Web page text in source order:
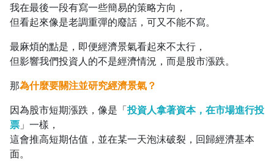
我在最後一段有寫一些簡易的策略方向，
但看起來像是老調重彈的廢話，可又不能不寫。
最麻煩的點是，即便經濟景氣看起來不太行，
但影響我們投資人的不是經濟情況，而是股市漲跌。
那為什麼要關注並研究經濟景氣？
因為股市短期漲跌，像是「投資人拿著資本，在市場進行投
票 」一樣，
這會推高短期估值，並在某一天泡沫破裂，回歸經濟基本
面。